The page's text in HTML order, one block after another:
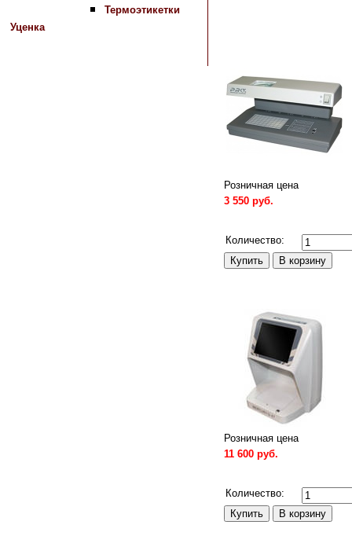
Термоэтикетки
Уценка
Розничная цена
3 550 руб.
Количество:
Розничная цена
11 600 руб.
Количество: